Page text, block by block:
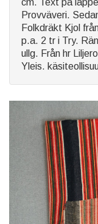
cm. Text på
Provväveri.
Folkdräkt Kjol
p.a. 2 tr i Try.
ullg. Från hr
Yleis.